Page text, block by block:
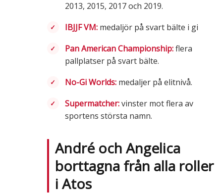
2013, 2015, 2017 och 2019.
IBJJF VM:medaljör på svart bälte i gi
Pan American Championship:flera
pallplatser på svart bälte.
No-Gi Worlds:medaljer på elitnivå.
Supermatcher:vinster mot flera av
sportens största namn.
André och Angelica
borttagna från alla roller
i Atos